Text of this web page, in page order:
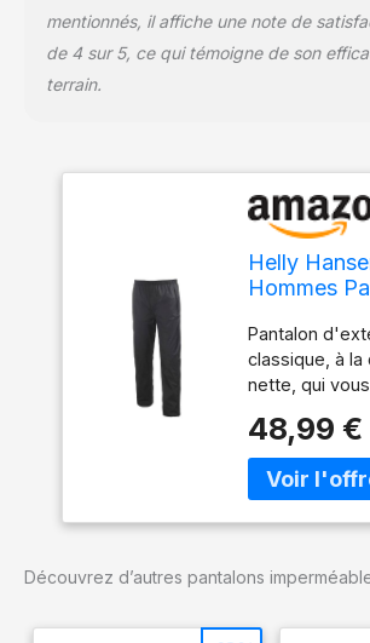
mentionnés, il affiche une note de
de 4 sur 5, ce qui témoigne de son
terrain.
Helly
Hommes
Pantalon
classique, à la
nette, qui
d'activités de
tout au long de
Conçu comme
protection
48,99 €
Découvrez d’autres pantalons